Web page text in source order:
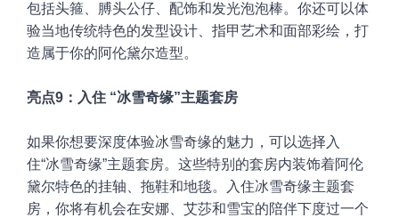
包括头箍、膊头公仔、配饰和发光泡泡棒。你还可以体
验当地传统特色的发型设计、指甲艺术和面部彩绘，打
造属于你的阿伦黛尔造型。
亮点9：入住 “冰雪奇缘”主题套房
如果你想要深度体验冰雪奇缘的魅力，可以选择入
住“冰雪奇缘”主题套房。这些特别的套房内装饰着阿伦
黛尔特色的挂轴、拖鞋和地毯。入住冰雪奇缘主题套
房，你将有机会在安娜、艾莎和雪宝的陪伴下度过一个